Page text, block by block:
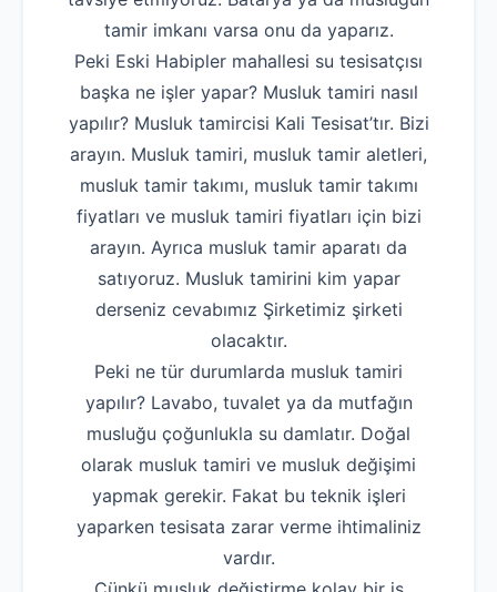
tamir imkanı varsa onu da yaparız.
Peki Eski Habipler mahallesi su tesisatçısı
başka ne işler yapar? Musluk tamiri nasıl
yapılır? Musluk tamircisi Kali Tesisat’tır. Bizi
arayın. Musluk tamiri, musluk tamir aletleri,
musluk tamir takımı, musluk tamir takımı
fiyatları ve musluk tamiri fiyatları için bizi
arayın. Ayrıca musluk tamir aparatı da
satıyoruz. Musluk tamirini kim yapar
derseniz cevabımız Şirketimiz şirketi
olacaktır.
Peki ne tür durumlarda musluk tamiri
yapılır? Lavabo, tuvalet ya da mutfağın
musluğu çoğunlukla su damlatır. Doğal
olarak musluk tamiri ve musluk değişimi
yapmak gerekir. Fakat bu teknik işleri
yaparken tesisata zarar verme ihtimaliniz
vardır.